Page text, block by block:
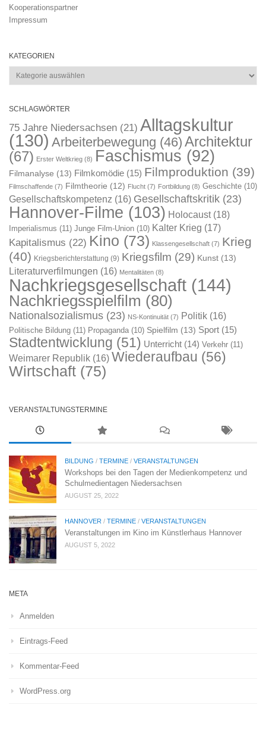
Kooperationspartner
Impressum
KATEGORIEN
Kategorien
SCHLAGWÖRTER
75 Jahre Niedersachsen (21) Alltagskultur
(130) Arbeiterbewegung (46) Architektur
(67) Erster Weltkrieg (8) Faschismus (92)
Filmanalyse (13) Filmkomödie (15) Filmproduktion (39)
Filmschaffende (7) Filmtheorie (12) Flucht (7) Fortbildung (8) Geschichte (10)
Gesellschaftskompetenz (16) Gesellschaftskritik (23)
Hannover-Filme (103) Holocaust(18)
Imperialismus (11) Junge Film-Union (10) Kalter Krieg (17)
Kapitalismus (22) Kino (73) Klassengesellschaft (7) Krieg
(40) Kriegsberichterstattung (9) Kriegsfilm (29) Kunst (13)
Literaturverfilmungen (16) Mentalitäten (8)
Nachkriegsgesellschaft (144)
Nachkriegsspielfilm (80)
Nationalsozialismus (23) NS-Kontinuität (7) Politik (16)
Politische Bildung (11) Propaganda (10) Spielfilm (13) Sport (15)
Stadtentwicklung (51) Unterricht (14) Verkehr (11)
Weimarer Republik (16) Wiederaufbau (56)
Wirtschaft (75)
VERANSTALTUNGSTERMINE
BILDUNG / TERMINE / VERANSTALTUNGEN
Workshops bei den Tagen der Medienkompetenz und
Schulmedientagen Niedersachsen
AUGUST 25, 2022
HANNOVER / TERMINE / VERANSTALTUNGEN
Veranstaltungen im Kino im Künstlerhaus Hannover
AUGUST 5, 2022
META
Anmelden
Eintrags-Feed
Kommentar-Feed
WordPress.org